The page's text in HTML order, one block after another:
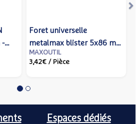
-
Foret universelle
metalmax blister 5x86 mm
- IZAR - 80114 - Izar cutting
MAXOUTIL
3,42€ / Pièce
Espaces dédiés